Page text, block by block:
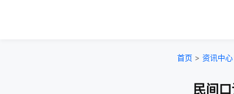
首页 > 资讯中心
民间